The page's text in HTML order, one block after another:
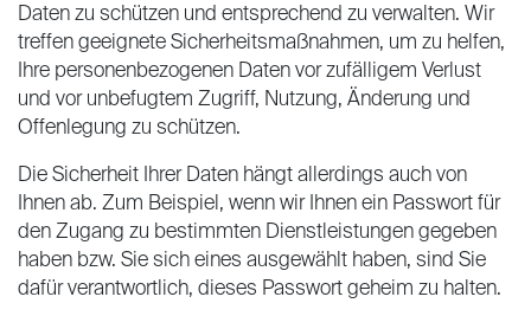
Daten zu schützen und entsprechend zu verwalten. Wir
treffen geeignete Sicherheitsmaßnahmen, um zu helfen,
Ihre personenbezogenen Daten vor zufälligem Verlust
und vor unbefugtem Zugriff, Nutzung, Änderung und
Offenlegung zu schützen.
Die Sicherheit Ihrer Daten hängt allerdings auch von
Ihnen ab. Zum Beispiel, wenn wir Ihnen ein Passwort für
den Zugang zu bestimmten Dienstleistungen gegeben
haben bzw. Sie sich eines ausgewählt haben, sind Sie
dafür verantwortlich, dieses Passwort geheim zu halten.